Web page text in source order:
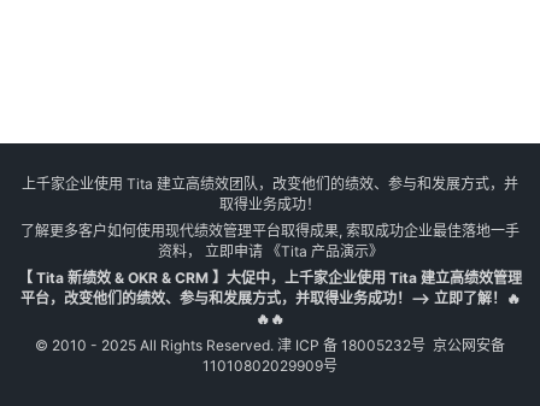
上千家企业使用 Tita 建立高绩效团队，改变他们的绩效、参与和发展方式，并
取得业务成功！
了解更多客户如何使用现代绩效管理平台取得成果, 索取成功企业最佳落地一手
资料， 立即申请《Tita 产品演示》
【 Tita 新绩效 & OKR & CRM 】大促中，上千家企业使用 Tita 建立高绩效管理
平台，改变他们的绩效、参与和发展方式，并取得业务成功！--> 立即了解！🔥
🔥🔥
© 2010 - 2025 All Rights Reserved. 津 ICP 备 18005232号 京公网安备
11010802029909号